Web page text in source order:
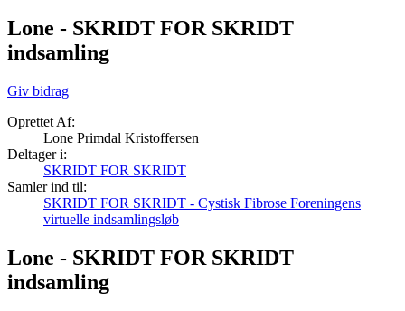
Lone - SKRIDT FOR SKRIDT
indsamling
Giv bidrag
Oprettet Af:
Lone Primdal Kristoffersen
Deltager i:
SKRIDT FOR SKRIDT
Samler ind til:
SKRIDT FOR SKRIDT - Cystisk Fibrose Foreningens
virtuelle indsamlingsløb
Lone - SKRIDT FOR SKRIDT
indsamling